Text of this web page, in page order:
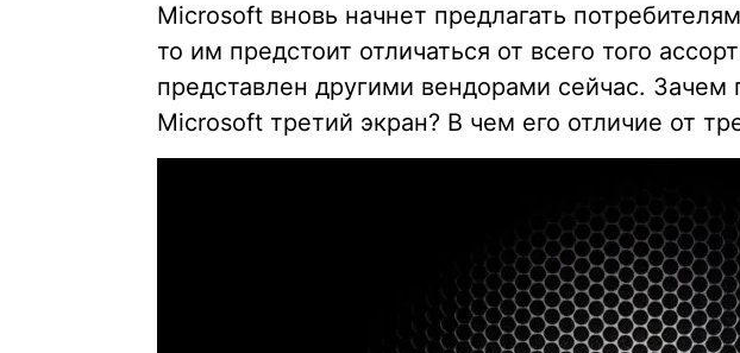
Microsoft вновь начнет предлагать
то им предстоит отличаться от всего того
представлен другими вендорами сейчас.
Microsoft третий экран? В чем его отличие от